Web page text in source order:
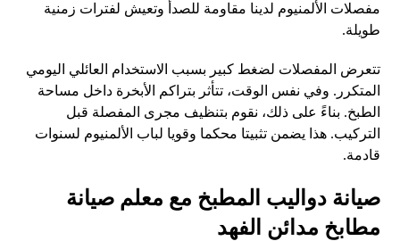
مفصلات الألمنيوم لدينا مقاومة للصدأ وتعيش لفترات زمنية
طويلة.
تتعرض المفصلات لضغط كبير بسبب الاستخدام العائلي اليومي
المتكرر. وفي نفس الوقت، تتأثر بتراكم الأبخرة داخل مساحة
الطبخ. بناءً على ذلك، نقوم بتنظيف مجرى المفصلة قبل
التركيب. هذا يضمن تثبيتا محكما وقويا لباب الألمنيوم لسنوات
قادمة.
صيانة دواليب المطبخ مع معلم صيانة
مطابخ مدائن الفهد